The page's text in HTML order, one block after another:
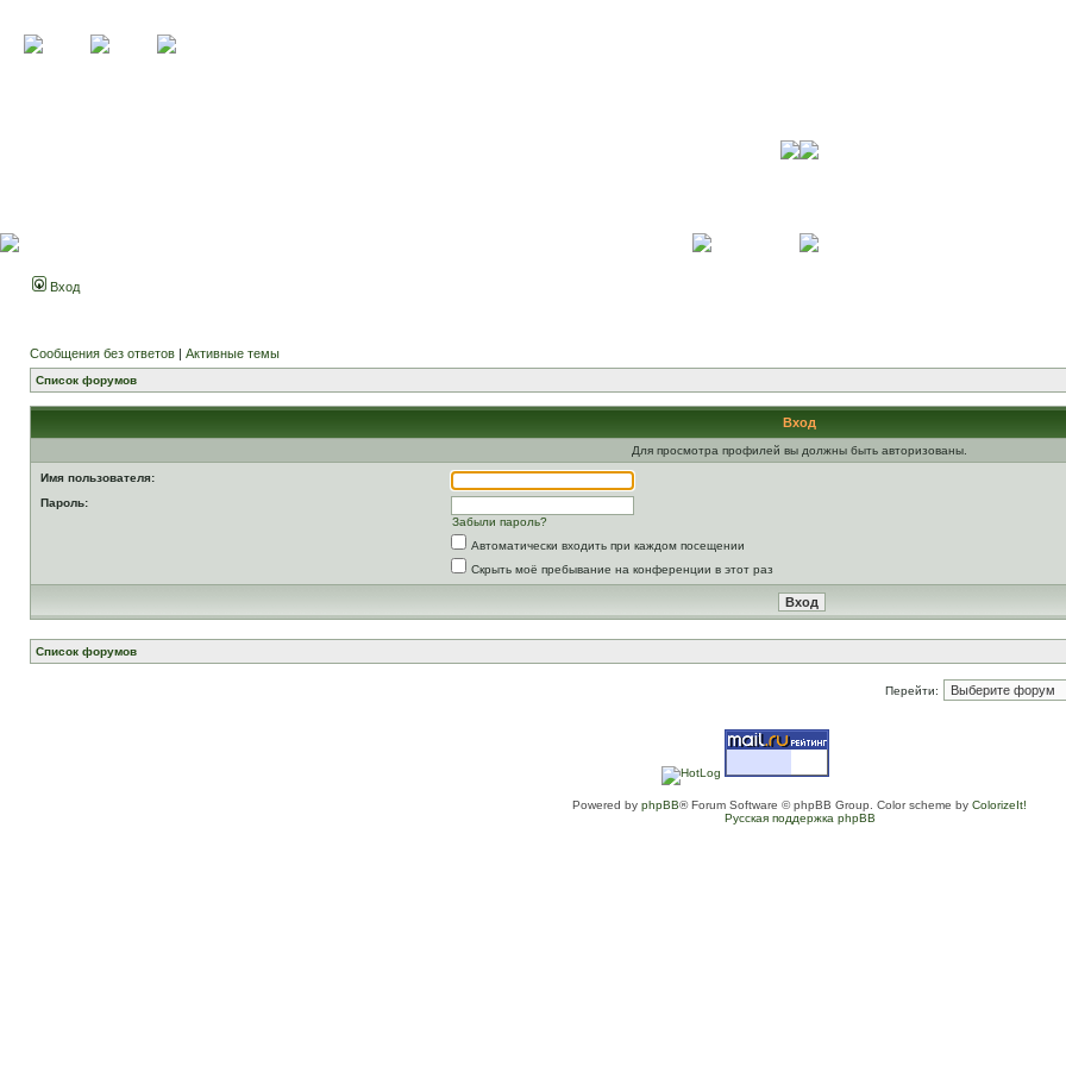
Вход
Сообщения без ответов | Активные темы
Список форумов
Вход
Для просмотра профилей вы должны быть авторизованы.
Имя пользователя:
Пароль:
Забыли пароль?
Автоматически входить при каждом посещении
Скрыть моё пребывание на конференции в этот раз
Список форумов
Перейти:
Powered by phpBB® Forum Software © phpBB Group. Color scheme by ColorizeIt!
Русская поддержка phpBB